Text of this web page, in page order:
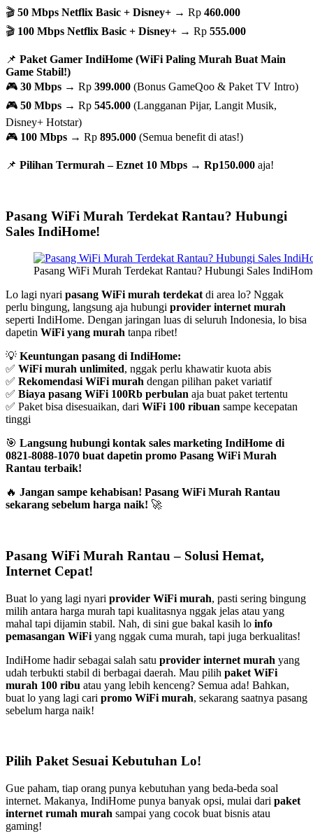
🎬 50 Mbps Netflix Basic + Disney+ → Rp 460.000
🎬 100 Mbps Netflix Basic + Disney+ → Rp 555.000
📌 Paket Gamer IndiHome (WiFi Paling Murah Buat Main
Game Stabil!)
🎮 30 Mbps → Rp 399.000 (Bonus GameQoo & Paket TV Intro)
🎮 50 Mbps → Rp 545.000 (Langganan Pijar, Langit Musik,
Disney+ Hotstar)
🎮 100 Mbps → Rp 895.000 (Semua benefit di atas!)
📌 Pilihan Termurah – Eznet 10 Mbps → Rp150.000 aja!
Pasang WiFi Murah Terdekat Rantau? Hubungi
Sales IndiHome!
Pasang WiFi Murah Terdekat Rantau? Hubungi Sales
Lo lagi nyari pasang WiFi murah terdekat di area lo? Nggak
perlu bingung, langsung aja hubungi provider internet murah
seperti IndiHome. Dengan jaringan luas di seluruh Indonesia, lo bisa
dapetin WiFi yang murah tanpa ribet!
💡 Keuntungan pasang di IndiHome:
✅ WiFi murah unlimited, nggak perlu khawatir kuota abis
✅ Rekomendasi WiFi murah dengan pilihan paket variatif
✅ Biaya pasang WiFi 100Rb perbulan aja buat paket tertentu
✅ Paket bisa disesuaikan, dari WiFi 100 ribuan sampe kecepatan
tinggi
🎯 Langsung hubungi kontak sales marketing IndiHome di
0821-8088-1070 buat dapetin promo Pasang WiFi Murah
Rantau terbaik!
🔥 Jangan sampe kehabisan! Pasang WiFi Murah Rantau
sekarang sebelum harga naik! 🚀
Pasang WiFi Murah Rantau – Solusi Hemat,
Internet Cepat!
Buat lo yang lagi nyari provider WiFi murah, pasti sering bingung
milih antara harga murah tapi kualitasnya nggak jelas atau yang
mahal tapi dijamin stabil. Nah, di sini gue bakal kasih lo info
pemasangan WiFi yang nggak cuma murah, tapi juga berkualitas!
IndiHome hadir sebagai salah satu provider internet murah yang
udah terbukti stabil di berbagai daerah. Mau pilih paket WiFi
murah 100 ribu atau yang lebih kenceng? Semua ada! Bahkan,
buat lo yang lagi cari promo WiFi murah, sekarang saatnya pasang
sebelum harga naik!
Pilih Paket Sesuai Kebutuhan Lo!
Gue paham, tiap orang punya kebutuhan yang beda-beda soal
internet. Makanya, IndiHome punya banyak opsi, mulai dari paket
internet rumah murah sampai yang cocok buat bisnis atau
gaming!